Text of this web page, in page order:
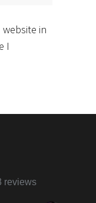
website in
I
reviews